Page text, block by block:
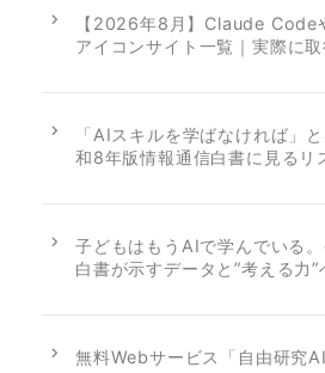
【2026年8月】Claude Code
アイコンサイト一覧｜実際に
「AIスキルを学ばなければ」
和8年版情報通信白書に見るリ
子どもはもうAIで学んでいる
白書が示すデータと”考える力
無料Webサービス「自由研究